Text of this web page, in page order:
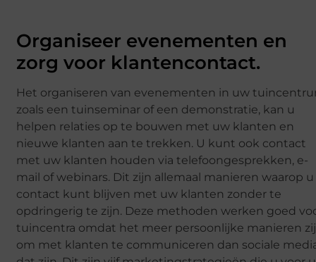
Organiseer evenementen en
zorg voor klantencontact.
Het organiseren van evenementen in uw
zoals een tuinseminar of een demonstratie, kan u
helpen relaties op te bouwen met uw klanten en
nieuwe klanten aan te trekken. U kunt ook contact
met uw klanten houden via telefoongesprekken, e-
mail of webinars. Dit zijn allemaal manieren waarop
contact kunt blijven met uw klanten zonder te
opdringerig te zijn. Deze methoden werken goed
tuincentra omdat het meer persoonlijke manieren
om met klanten te communiceren dan sociale